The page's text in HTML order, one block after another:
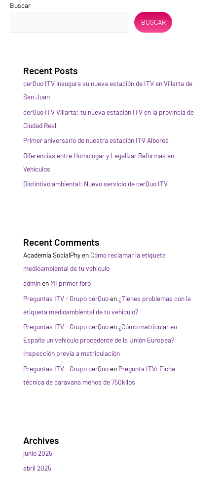
Buscar
BUSCAR
Recent Posts
cerQuo ITV inaugura su nueva estación de ITV en Villarta de
San Juan
cerQuo ITV Villarta: tu nueva estación ITV en la provincia de
Ciudad Real
Primer aniversario de nuestra estación ITV Alborea
Diferencias entre Homologar y Legalizar Reformas en
Vehículos
Distintivo ambiental: Nuevo servicio de cerQuo ITV
Recent Comments
Academia SocialPhyen Cómo reclamar la etiqueta
medioambiental de tu vehículo
adminen MI primer foro
Preguntas ITV - Grupo cerQuoen ¿Tienes problemas con la
etiqueta medioambiental de tu vehículo?
Preguntas ITV - Grupo cerQuoen ¿Cómo matricular en
España un vehículo procedente de la Unión Europea?
Inspección previa a matriculación
Preguntas ITV - Grupo cerQuoen Pregunta ITV: Ficha
técnica de caravana menos de 750kilos
Archives
junio 2025
abril 2025